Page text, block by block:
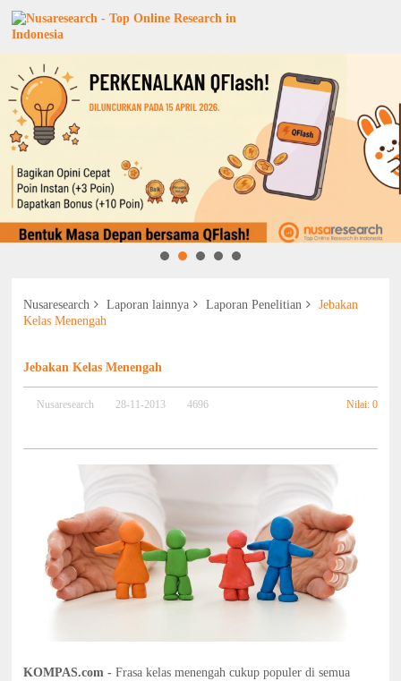
Nusaresearch Laporan lainnya Laporan Penelitian
Jebakan
Kelas Menengah
Jebakan Kelas Menengah
Nusaresearch 28-11-2013 4696 Nilai: 0
KOMPAS.com - Frasa kelas menengah cukup populer di semua